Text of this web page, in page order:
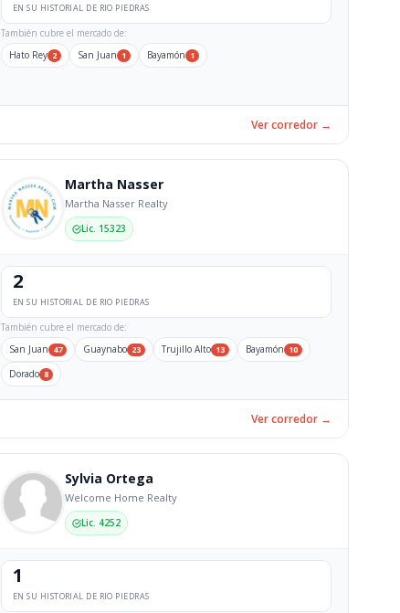
EN SU HISTORIAL DE RIO PIEDRAS
También cubre el mercado de:
Hato Rey 2 San Juan 1 Bayamón 1
Ver corredor →
Martha Nasser
Martha Nasser Realty
Lic. 15323
2
EN SU HISTORIAL DE RIO PIEDRAS
También cubre el mercado de:
San Juan 47 Guaynabo 23 Trujillo Alto 13 Bayamón 10
Dorado 8
Ver corredor →
Sylvia Ortega
Welcome Home Realty
Lic. 4252
1
EN SU HISTORIAL DE RIO PIEDRAS